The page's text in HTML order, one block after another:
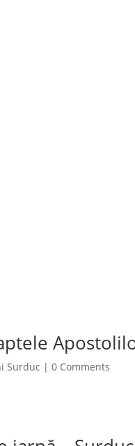
Surduc | 0 Comments